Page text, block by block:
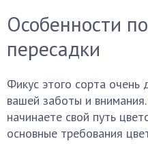
Особенности
пересадки
Фикус этого сорта очень
вашей заботы и
начинаете свой путь
основные требования